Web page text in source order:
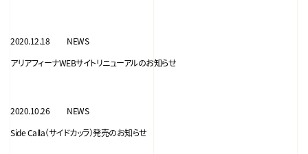
2020.12.18
NEWS
アリアフィーナWEBサイトリニューアルのお知らせ
2020.10.26
NEWS
Side Calla（サイドカッラ）発売のお知らせ